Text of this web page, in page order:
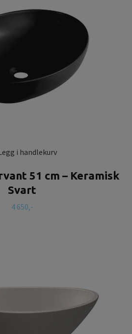
i handlekurv
51 cm – Keramisk
Svart
4 650,-